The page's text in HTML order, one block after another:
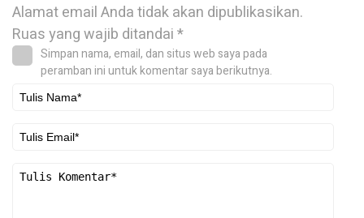
Alamat email Anda tidak akan dipublikasikan.
Ruas yang wajib ditandai*
Simpan nama, email, dan situs web saya pada
peramban ini untuk komentar saya berikutnya.